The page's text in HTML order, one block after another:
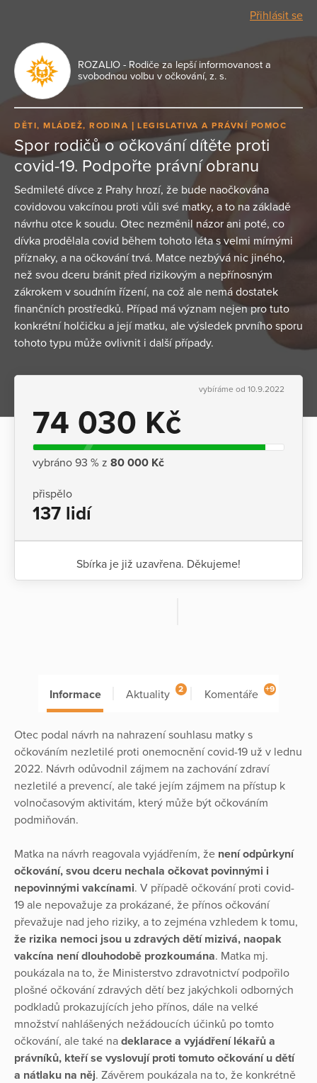
Přihlásit se
ROZALIO - Rodiče za lepší informovanost a
svobodnou volbu v očkování, z. s.
DĚTI, MLÁDEŽ, RODINA LEGISLATIVA A PRÁVNÍ POMOC
Spor rodičů o očkování dítěte proti
covid-19. Podpořte právní obranu
Sedmileté dívce z Prahy hrozí, že bude naočkována
covidovou vakcínou proti vůli své matky, a to na základě
návrhu otce k soudu. Otec nezměnil názor ani poté, co
dívka prodělala covid během tohoto léta s velmi mírnými
příznaky, a na očkování trvá. Matce nezbývá nic jiného,
než svou dceru bránit před rizikovým a nepřínosným
zákrokem v soudním řízení, na což ale nemá dostatek
finančních prostředků. Případ má význam nejen pro tuto
konkrétní holčičku a její matku, ale výsledek prvního sporu
tohoto typu může ovlivnit i další případy.
vybíráme od 10.9.2022
74 030 Kč
vybráno 93 % z 80 000 Kč
přispělo
137 lidí
Sbírka je již uzavřena. Děkujeme!
Informace Aktuality 2 Komentáře +9
Otec podal návrh na nahrazení souhlasu matky s
očkováním nezletilé proti onemocnění covid-19 už v lednu
2022. Návrh odůvodnil zájmem na zachování zdraví
nezletilé a prevencí, ale také jejím zájmem na přístup k
volnočasovým aktivitám, který může být očkováním
podmiňován.
Matka na návrh reagovala vyjádřením, že není odpůrkyní
očkování, svou dceru nechala očkovat povinnými i
nepovinnými vakcínami. V případě očkování proti covid-
19 ale nepovažuje za prokázané, že přínos očkování
převažuje nad jeho riziky, a to zejména vzhledem k tomu,
že rizika nemoci jsou u zdravých dětí mizivá, naopak
vakcína není dlouhodobě prozkoumána. Matka mj.
poukázala na to, že Ministerstvo zdravotnictví podpořilo
plošné očkování zdravých dětí bez jakýchkoli odborných
podkladů prokazujících jeho přínos, dále na velké
množství nahlášených nežádoucích účinků po tomto
očkování, ale také na deklarace a vyjádření lékařů a
právníků, kteří se vyslovují proti tomuto očkování u dětí
a nátlaku na něj. Závěrem poukázala na to, že konkrétně